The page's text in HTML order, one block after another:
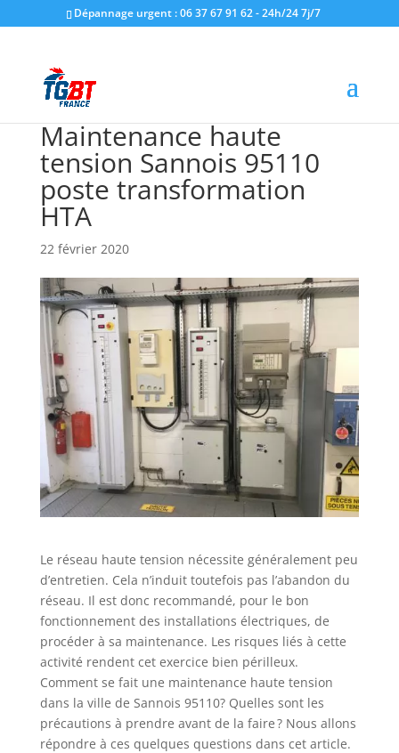
Dépannage urgent : 06 37 67 91 62 - 24h/24 7j/7
Maintenance haute
tension Sannois 95110
poste transformation
HTA
22 février 2020
Le réseau haute tension nécessite généralement peu
d’entretien. Cela n’induit toutefois pas l’abandon du
réseau. Il est donc recommandé, pour le bon
fonctionnement des installations électriques, de
procéder à sa maintenance. Les risques liés à cette
activité rendent cet exercice bien périlleux.
Comment se fait une maintenance haute tension
dans la ville de Sannois 95110? Quelles sont les
précautions à prendre avant de la faire ? Nous allons
répondre à ces quelques questions dans cet article.